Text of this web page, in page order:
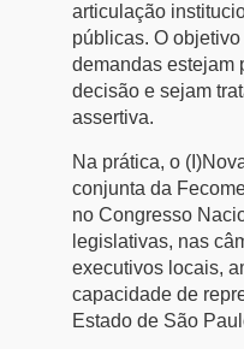
Conselho de Comércio
articulação
públicas. O
demandas estejam
decisão e sejam
assertiva.
Na prática, o
conjunta da
no Congresso
legislativas, nas
executivos locais,
capacidade de
Estado de São